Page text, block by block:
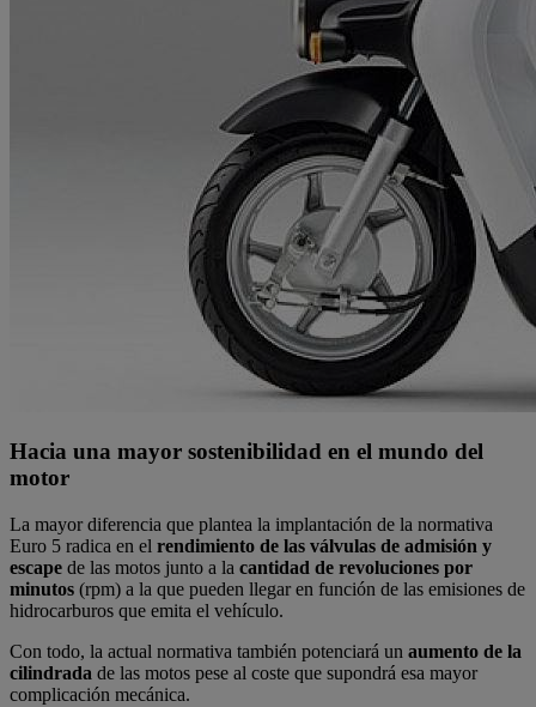
Hacia una mayor sostenibilidad en el mundo del
motor
La mayor diferencia que plantea la implantación de la normativa
Euro 5 radica en el rendimiento de las válvulas de admisión y
escape de las motos junto a la cantidad de revoluciones por
minutos (rpm) a la que pueden llegar en función de las emisiones de
hidrocarburos que emita el vehículo.
Con todo, la actual normativa también potenciará un aumento de la
cilindrada de las motos pese al coste que supondrá esa mayor
complicación mecánica.